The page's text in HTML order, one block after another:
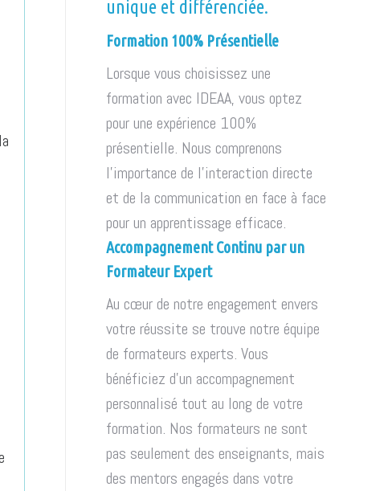
unique et différenciée.
Formation 100% Présentielle
Lorsque vous choisissez une
formation avec IDEAA, vous optez
pour une expérience 100%
présentielle. Nous comprenons
l'importance de l'interaction directe
et de la communication en face à face
pour un apprentissage efficace.
Accompagnement Continu par un
Formateur Expert
Au cœur de notre engagement envers
votre réussite se trouve notre équipe
de formateurs experts. Vous
bénéficiez d'un accompagnement
personnalisé tout au long de votre
formation. Nos formateurs ne sont
pas seulement des enseignants, mais
des mentors engagés dans votre